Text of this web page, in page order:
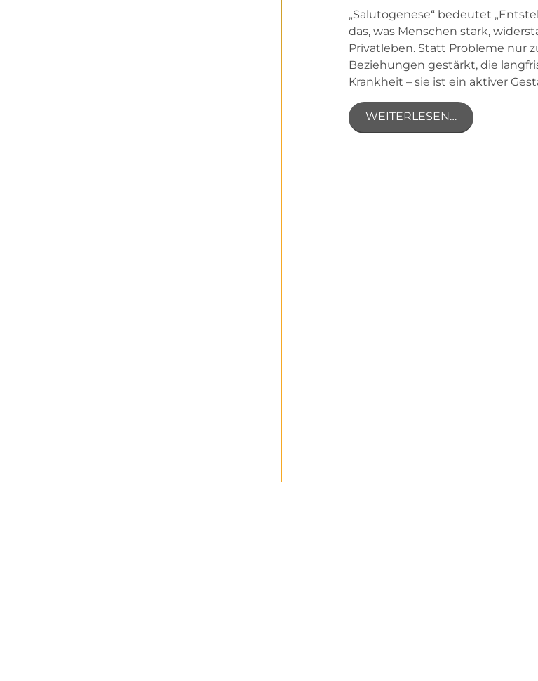
„Salutogenese“ bedeutet
das, was Menschen stark,
Privatleben. Statt Probleme nur
Beziehungen gestärkt, die
Krankheit – sie ist ein aktiver
WEITERLESEN…